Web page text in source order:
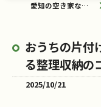
愛知の空き家なら買取ル de モッテコリン
おうちの片付
る整理収納の
2025/10/21